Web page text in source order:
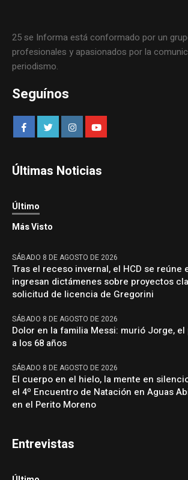
25 se Informa está conformado por un
profesionales y apasionados por la
periodismo.
Seguínos
Últimas Noticias
Último
Más Visto
SÁBADO 8 DE AGOSTO DE 2026
Tras el receso invernal, el HCD se reúne
ingresan dictámenes sobre proyectos
solicitud de licencia de Gregorini
SÁBADO 8 DE AGOSTO DE 2026
Dolor en la familia Messi: murió Jorge,
a los 68 años
SÁBADO 8 DE AGOSTO DE 2026
El cuerpo en el hielo, la mente en
el 4º Encuentro de Natación en Aguas
en el Perito Moreno
Entrevistas